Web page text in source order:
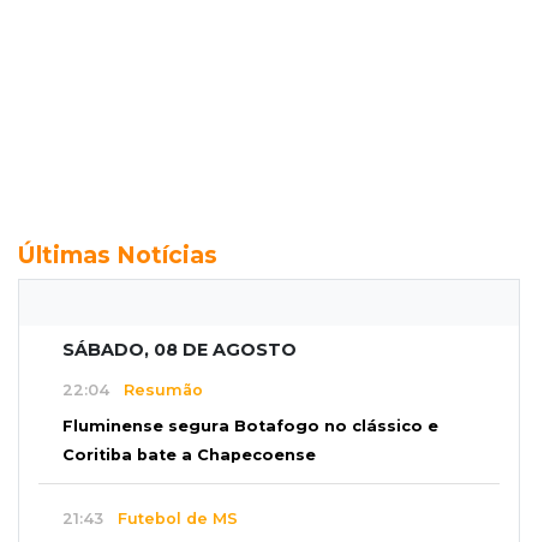
Últimas Notícias
SÁBADO, 08 DE AGOSTO
22:04 Resumão
Fluminense segura Botafogo no clássico e
Coritiba bate a Chapecoense
21:43 Futebol de MS